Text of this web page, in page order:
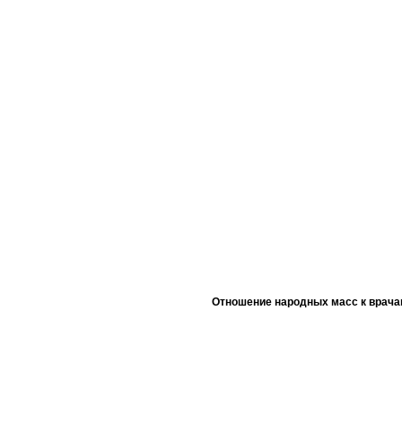
Отношение народных масс к